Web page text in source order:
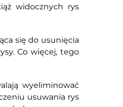
widocznych rys
się do usunięcia
Co więcej, tego
wyeliminować
usuwania rys